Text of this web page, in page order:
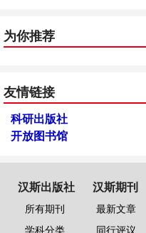
为你推荐
友情链接
科研出版社
开放图书馆
汉斯出版社
所有期刊
学科分类
汉斯期刊
最新文章
同行评议